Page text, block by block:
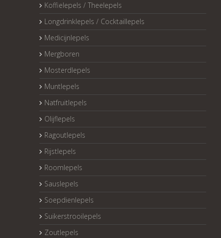
Koffielepels / Theelepels
Longdrinklepels / Cocktaillepels
Medicijnlepels
Mergboren
Mosterdlepels
Muntlepels
Natfruitlepels
Olijflepels
Ragoutlepels
Rijstlepels
Roomlepels
Sauslepels
Soepdienlepels
Suikerstrooilepels
Zoutlepels